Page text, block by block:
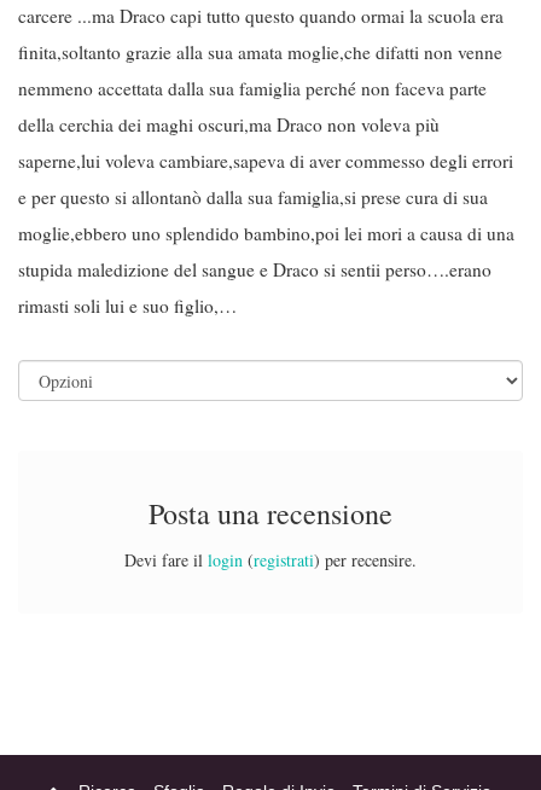
carcere ...ma Draco capi tutto questo quando ormai la scuola era
finita,soltanto grazie alla sua amata moglie,che difatti non venne
nemmeno accettata dalla sua famiglia perché non faceva parte
della cerchia dei maghi oscuri,ma Draco non voleva più
saperne,lui voleva cambiare,sapeva di aver commesso degli errori
e per questo si allontanò dalla sua famiglia,si prese cura di sua
moglie,ebbero uno splendido bambino,poi lei mori a causa di una
stupida maledizione del sangue e Draco si sentii perso….erano
rimasti soli lui e suo figlio,…
Posta una recensione
Devi fare il login (registrati) per recensire.